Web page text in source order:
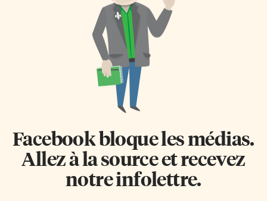
Facebook bloque les médias.
Allez à la source et recevez
notre infolettre.